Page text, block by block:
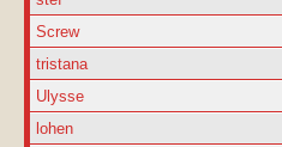
Screw
tristana
Ulysse
lohen